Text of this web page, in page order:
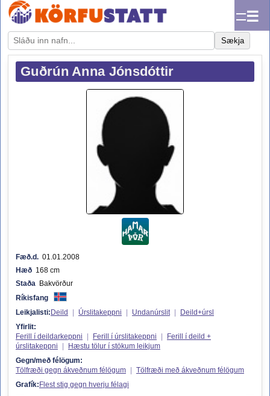
☰
Sækja
Guðrún Anna Jónsdóttir
Fæð.d. 01.01.2008
Hæð 168 cm
Staða Bakvörður
Ríkisfang
Leikjalisti: Deild Úrslitakeppni Undanúrslit
Deild+úrsl
Yfirlit:
Ferill í deildarkeppni
Ferill í úrslitakeppni
Ferill í deild +
úrslitakeppni
Hæstu tölur í stökum leikjum
Gegn/með félögum:
Tölfræði gegn ákveðnum félögum
Tölfræði með ákveðnum félögum
Grafík: Flest stig gegn hverju félagi